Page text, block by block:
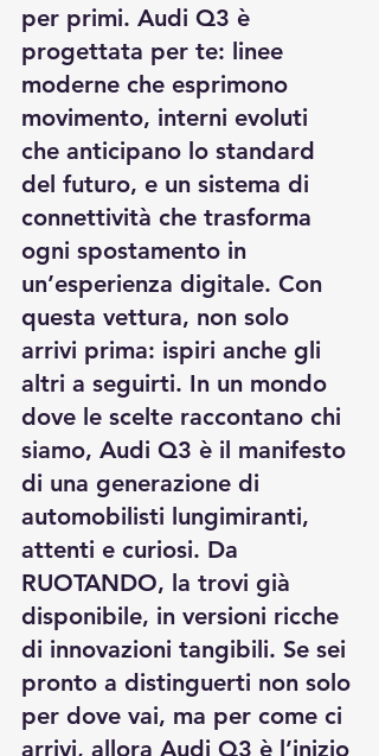
per primi. Audi Q3 è
progettata per te: linee
moderne che esprimono
movimento, interni evoluti
che anticipano lo standard
del futuro, e un sistema di
connettività che trasforma
ogni spostamento in
un’esperienza digitale. Con
questa vettura, non solo
arrivi prima: ispiri anche gli
altri a seguirti. In un mondo
dove le scelte raccontano chi
siamo, Audi Q3 è il manifesto
di una generazione di
automobilisti lungimiranti,
attenti e curiosi. Da
RUOTANDO, la trovi già
disponibile, in versioni ricche
di innovazioni tangibili. Se sei
pronto a distinguerti non solo
per dove vai, ma per come ci
arrivi, allora Audi Q3 è l’inizio